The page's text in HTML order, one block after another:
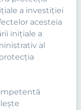
a investiţiei
acesteia
iniţiale a
al